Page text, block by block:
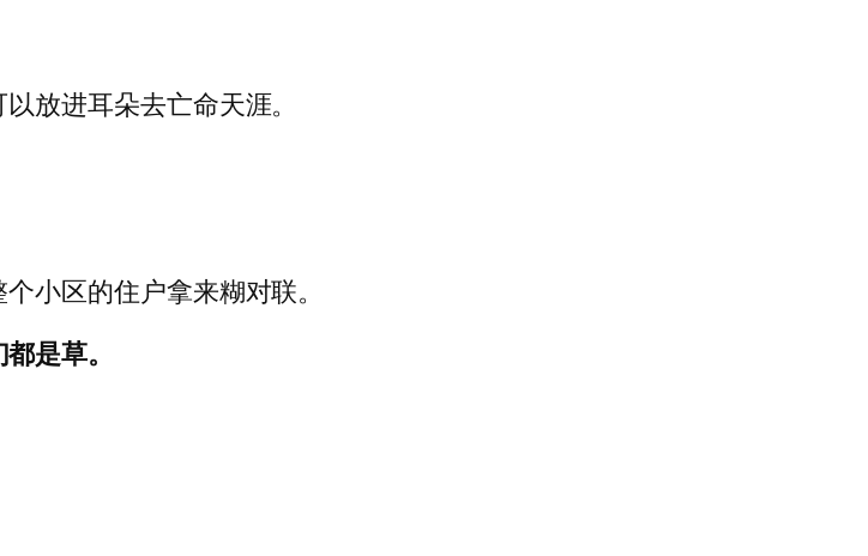
放进耳朵去亡命天涯。
小区的住户拿来糊对联。
是草。